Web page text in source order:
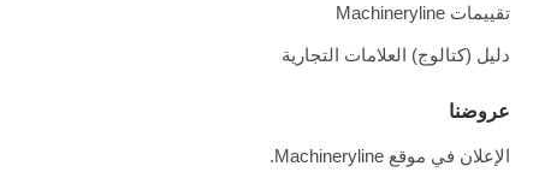
تقييمات Machineryline
دليل (كتالوج) العلامات التجارية
عروضنا
الإعلان في موقع Machineryline.